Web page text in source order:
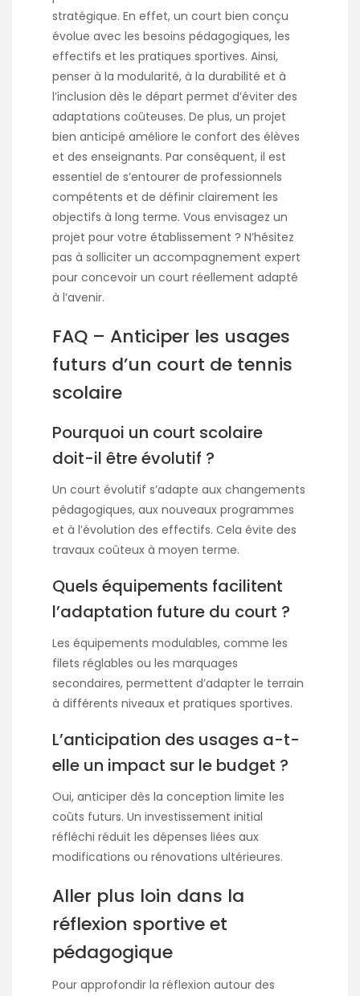
stratégique. En effet, un court bien conçu
évolue avec les besoins pédagogiques, les
effectifs et les pratiques sportives. Ainsi,
penser à la modularité, à la durabilité et à
l’inclusion dès le départ permet d’éviter des
adaptations coûteuses. De plus, un projet
bien anticipé améliore le confort des élèves
et des enseignants. Par conséquent, il est
essentiel de s’entourer de professionnels
compétents et de définir clairement les
objectifs à long terme. Vous envisagez un
projet pour votre établissement ? N’hésitez
pas à solliciter un accompagnement expert
pour concevoir un court réellement adapté
à l’avenir.
FAQ – Anticiper les usages
futurs d’un court de tennis
scolaire
Pourquoi un court scolaire
doit-il être évolutif ?
Un court évolutif s’adapte aux changements
pédagogiques, aux nouveaux programmes
et à l’évolution des effectifs. Cela évite des
travaux coûteux à moyen terme.
Quels équipements facilitent
l’adaptation future du court ?
Les équipements modulables, comme les
filets réglables ou les marquages
secondaires, permettent d’adapter le terrain
à différents niveaux et pratiques sportives.
L’anticipation des usages a-t-
elle un impact sur le budget ?
Oui, anticiper dès la conception limite les
coûts futurs. Un investissement initial
réfléchi réduit les dépenses liées aux
modifications ou rénovations ultérieures.
Aller plus loin dans la
réflexion sportive et
pédagogique
Pour approfondir la réflexion autour des